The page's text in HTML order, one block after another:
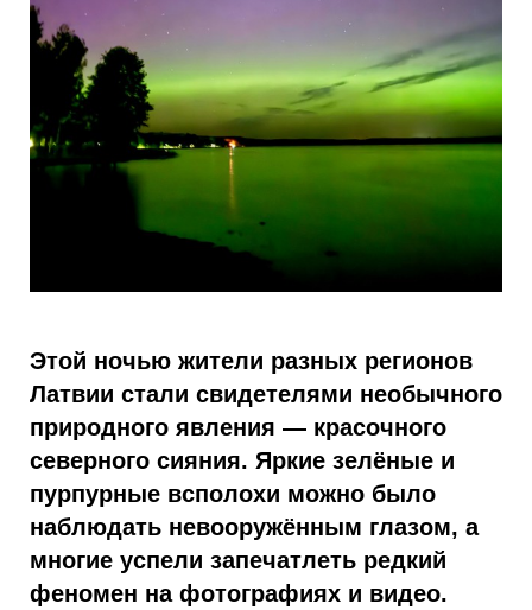
Этой ночью жители разных регионов
Латвии стали свидетелями необычного
природного явления — красочного
северного сияния. Яркие зелёные и
пурпурные всполохи можно было
наблюдать невооружённым глазом, а
многие успели запечатлеть редкий
феномен на фотографиях и видео.